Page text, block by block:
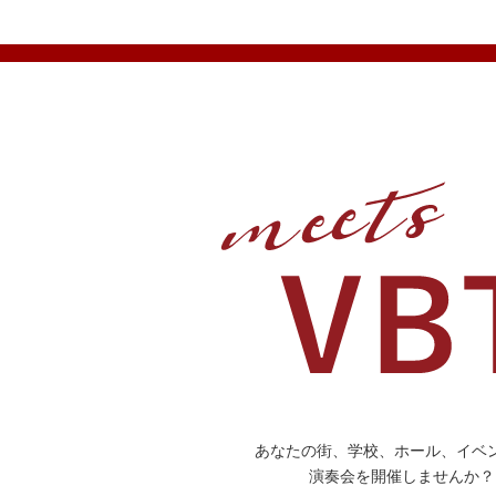
あなたの街、学校、ホール、イベ
演奏会を開催しませんか？